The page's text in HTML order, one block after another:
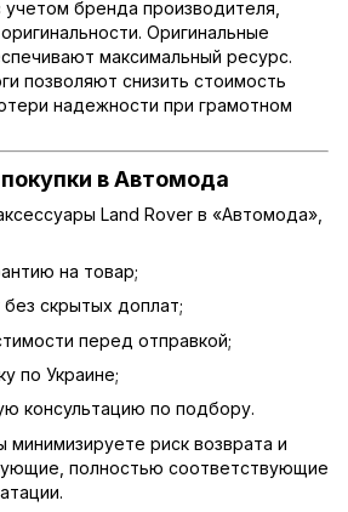
бренда производителя,
Оригинальные
максимальный ресурс.
позволяют снизить стоимость
надежности при грамотном
в Автомода
Land Rover в «Автомода»,
на товар;
скрытых доплат;
перед отправкой;
по Украине;
консультацию по подбору.
минимизируете риск возврата и
полностью соответствующие